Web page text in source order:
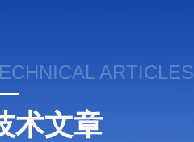
ARTICLES
术文章